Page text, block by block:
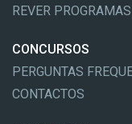
REVER PROGRAMAS
CONCURSOS
PERGUNTAS
CONTACTOS